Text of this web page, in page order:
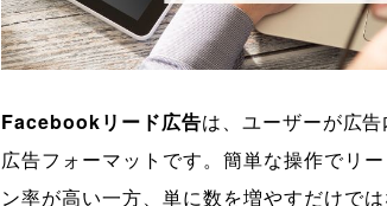
Facebookリード広告は、ユーザーが広
広告フォーマットです。簡単な操作でリ
ン率が高い一方、単に数を増やすだけで